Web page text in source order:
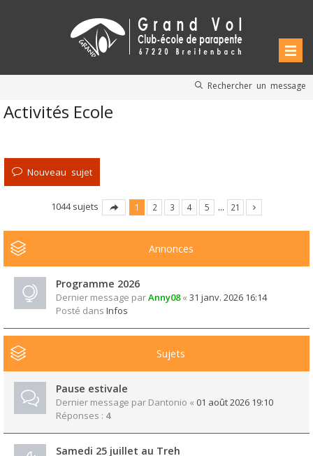
Rechercher un message
Activités Ecole
Nouveau sujet
1044 sujets 1 2 3 4 5 … 21
Annonces
Programme 2026
Dernier message parAnny08« 31 janv. 2026 16:14
Posté dans Infos
Sujets
Pause estivale
Dernier message par Dantonio « 01 août 2026 19:10
Réponses : 4
Samedi 25 juillet au Treh